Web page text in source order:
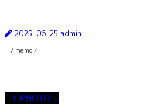
2025-06-25 admin
/ memo /
T.T PHOTO...